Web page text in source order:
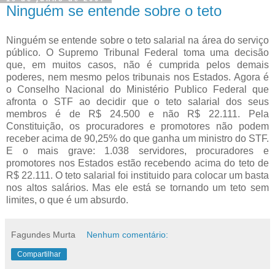
Ninguém se entende sobre o teto
Ninguém se entende sobre o teto salarial na área do serviço
público. O Supremo Tribunal Federal toma uma decisão
que, em muitos casos, não é cumprida pelos demais
poderes, nem mesmo pelos tribunais nos Estados. Agora é
o Conselho Nacional do Ministério Publico Federal que
afronta o STF ao decidir que o teto salarial dos seus
membros é de R$ 24.500 e não R$ 22.111. Pela
Constituição, os procuradores e promotores não podem
receber acima de 90,25% do que ganha um ministro do STF.
E o mais grave: 1.038 servidores, procuradores e
promotores nos Estados estão recebendo acima do teto de
R$ 22.111. O teto salarial foi instituido para colocar um basta
nos altos salários. Mas ele está se tornando um teto sem
limites, o que é um absurdo.
Fagundes Murta Nenhum comentário:
Compartilhar